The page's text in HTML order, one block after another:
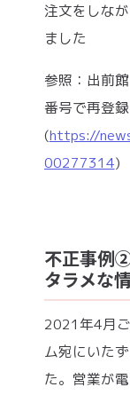
注文をしな
ました
参照：出前
番号で再登
(https://
00277314)
不正事例
タラメな
2021年4月
ム宛にいた
た。営業が